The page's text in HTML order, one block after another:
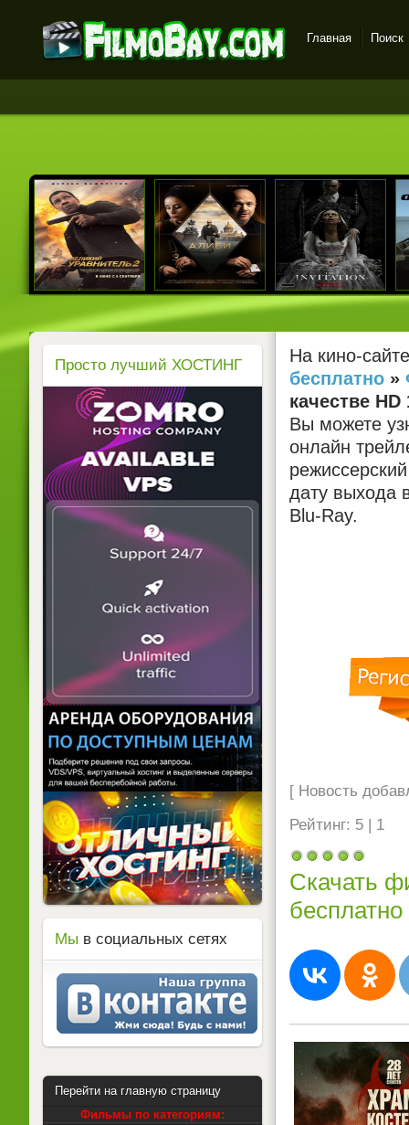
качестве бесплатно
Главная Поиск
На кино-
бесплатно »
качестве
Вы можете
онлайн
дату выхода
Blu-Ray.
[ Новость
Рейтинг: 5 | 1
Скачать
бесплатно
Просто лучший ХОСТИНГ
Мы в социальных сетях
Перейти на главную страницу
Фильмы по категориям: